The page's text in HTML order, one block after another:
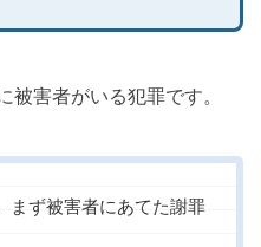
被害者がいる犯罪です。
まず被害者にあてた謝罪